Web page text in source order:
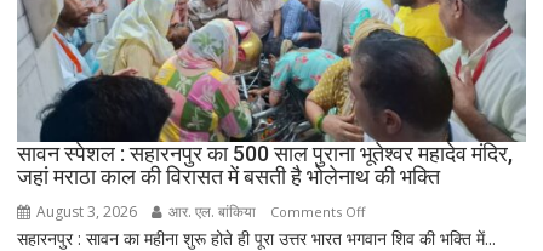
को
कंधों
पर
बैठाकर
किलोमीटर
की
सावन स्पेशल : सहारनपुर का 500 साल पुराना भूतेश्वर महादेव मंदिर,
जहां मराठा काल की विरासत में बसती है भोलेनाथ की भक्ति
August 3, 2026 आर. एल. बांकिया Comments Offon
सावन
सहारनपुर : सावन का महीना शुरू होते ही पूरा उत्तर भारत भगवान शिव की भक्ति में...